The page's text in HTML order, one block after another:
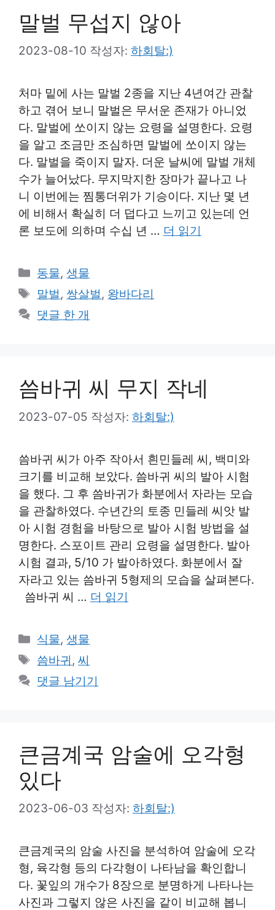
말벌 무섭지 않아
2023-08-10 작성자: 하회탈:)
처마 밑에 사는 말벌 2종을 지난 4년여간 관찰
하고 겪어 보니 말벌은 무서운 존재가 아니었
다. 말벌에 쏘이지 않는 요령을 설명한다. 요령
을 알고 조금만 조심하면 말벌에 쏘이지 않는
다. 말벌을 죽이지 말자. 더운 날씨에 말벌 개체
수가 늘어났다. 무지막지한 장마가 끝나고 나
니 이번에는 찜통더위가 기승이다. 지난 몇 년
에 비해서 확실히 더 덥다고 느끼고 있는데 언
론 보도에 의하며 수십 년 … 더 읽기
카
테
리
동물,생물
태
그
말벌 , 쌍살벌 , 왕바다리
댓글 한 개
씀바귀 씨 무지 작네
2023-07-05 작성자: 하회탈:)
씀바귀 씨가 아주 작아서 흰민들레 씨, 백미와
크기를 비교해 보았다. 씀바귀 씨의 발아 시험
을 했다. 그 후 씀바귀가 화분에서 자라는 모습
을 관찰하였다. 수년간의 토종 민들레 씨앗 발
아 시험 경험을 바탕으로 발아 시험 방법을 설
명한다. 스포이트 관리 요령을 설명한다. 발아
시험 결과, 5/10 가 발아하였다. 화분에서 잘
자라고 있는 씀바귀 5형제의 모습을 살펴본다.
씀바귀 씨 … 더 읽기
카
테
고
리
식물,생물
태
그
씀바귀 ,씨
댓글 남기기
큰금계국 암술에 오각형
있다
2023-06-03 작성자: 하회탈:)
큰금계국의 암술 사진을 분석하여 암술에 오각
형, 육각형 등의 다각형이 나타남을 확인합니
다. 꽃잎의 개수가 8장으로 분명하게 나타나는
사진과 그렇지 않은 사진을 같이 비교해 봅니